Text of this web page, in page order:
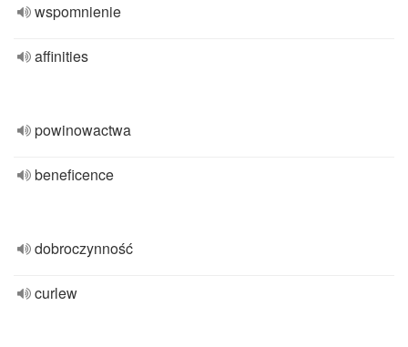
wspomnienie
affinities
powinowactwa
beneficence
dobroczynność
curlew